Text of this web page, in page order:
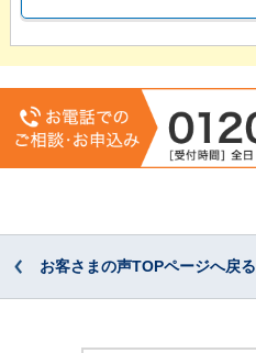
お客さまの声TOPページへ戻る